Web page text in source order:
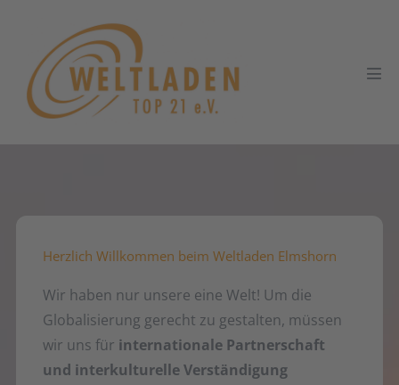
springen
Herzlich Willkommen beim Weltladen Elmshorn
Wir haben nur unsere eine Welt! Um die
Globalisierung gerecht zu gestalten, müssen
wir uns für internationale Partnerschaft
und interkulturelle Verständigung